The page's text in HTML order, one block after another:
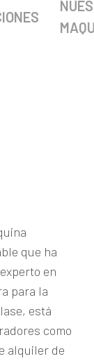
que ha
en
para la
está
como
alquiler de